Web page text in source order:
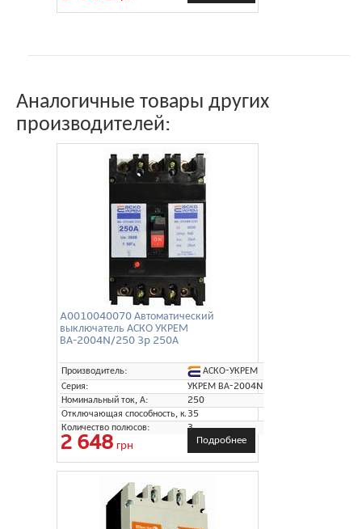
Аналогичные товары других
производителей:
A0010040070 Автоматический
выключатель АСКО УКРЕМ
ВА-2004N/250 3p 250А
Производитель:
АСКО-УКРЕМ
Серия:
УКРЕМ ВА-2004N
Номинальный ток, А:
250
Отключающая способность, кА:35
Количество полюсов:
3
2 648 грн Подробнее